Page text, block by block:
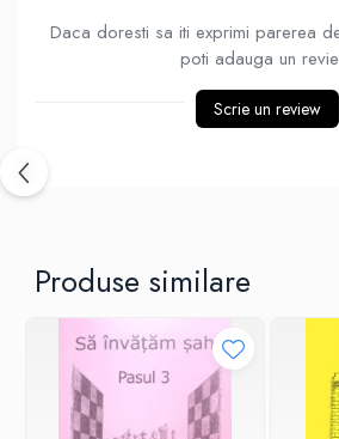
Ceasuri De Sah Digitale
Step 2
Step 5
Tabla De Demonstratie
Tactica
Daca doresti sa iti exprimi parerea
poti adauga un
Scrie un review
Produse similare